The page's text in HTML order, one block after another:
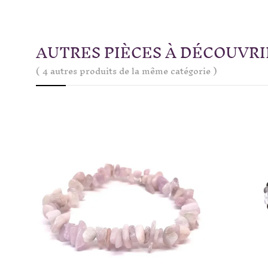
AUTRES PIÈCES À
( 4 autres produits de la même catégorie )